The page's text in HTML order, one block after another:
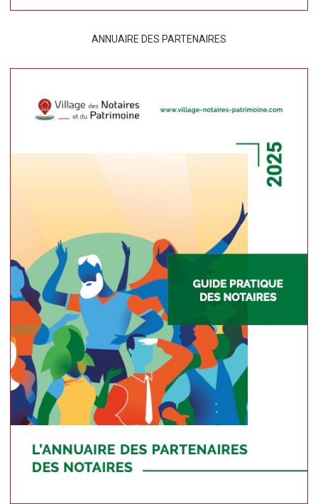
ANNUAIRE DES PARTENAIRES